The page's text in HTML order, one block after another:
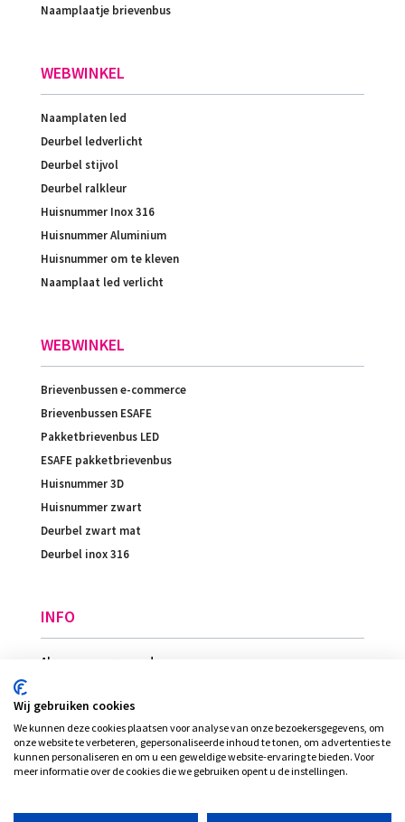
Naamplaatje brievenbus
WEBWINKEL
Naamplaten led
Deurbel ledverlicht
Deurbel stijvol
Deurbel ralkleur
Huisnummer Inox 316
Huisnummer Aluminium
Huisnummer om te kleven
Naamplaat led verlicht
WEBWINKEL
Brievenbussen e-commerce
Brievenbussen ESAFE
Pakketbrievenbus LED
ESAFE pakketbrievenbus
Huisnummer 3D
Huisnummer zwart
Deurbel zwart mat
Deurbel inox 316
INFO
Algemene voorwaarden
Levering
Ligging
© Plexi-view - INVENT bvba, alle rechten
Wij gebruiken cookies
We kunnen deze cookies plaatsen voor analyse van onze bezoekersgegevens, om
onze website te verbeteren, gepersonaliseerde inhoud te tonen, om advertenties te
kunnen personaliseren en om u een geweldige website-ervaring te bieden. Voor
meer informatie over de cookies die we gebruiken opent u de instellingen.